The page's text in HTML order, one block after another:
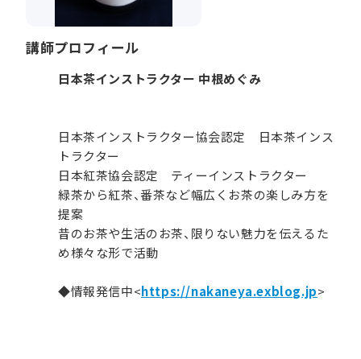
講師プロフィール
日本茶インストラクター 中根めぐみ
日本茶インストラクター協会認定 日本茶インス
トラクター
日本紅茶協会認定 ティーインストラクター
緑茶から紅茶、番茶など幅広くお茶の楽しみ方を
提案
昔のお茶や生活のお茶、限りない魅力を伝えるた
め様々な形で活動
◆情報発信中<https://nakaneya.exblog.jp>